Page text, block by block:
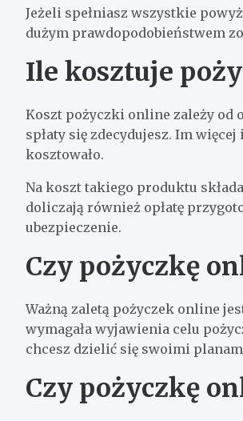
Jeżeli spełniasz wszystkie
dużym prawdopodobieństwem
Ile kosztuje
Koszt pożyczki online zależy od
spłaty się zdecydujesz. Im więcej
kosztowało.
Na koszt takiego produktu
doliczają również opłatę
ubezpieczenie.
Czy pożyczkę
Ważną zaletą pożyczek online
wymagała wyjawienia celu
chcesz dzielić się swoimi
Czy pożyczkę